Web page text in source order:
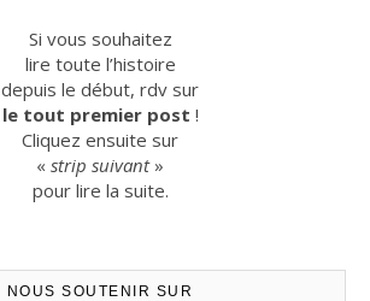
Si vous souhaitez
lire toute l’histoire
depuis le début, rdv sur
le tout premier post !
Cliquez ensuite sur
« strip suivant»
pour lire la suite.
NOUS SOUTENIR SUR